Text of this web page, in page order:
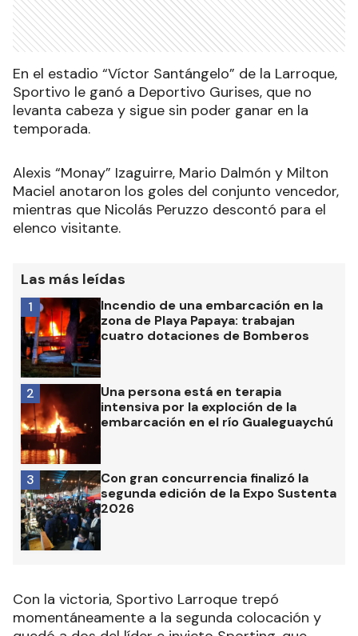
En el estadio “Víctor Santángelo” de la Larroque,
Sportivo le ganó a Deportivo Gurises, que no
levanta cabeza y sigue sin poder ganar en la
temporada.
Alexis “Monay” Izaguirre, Mario Dalmón y Milton
Maciel anotaron los goles del conjunto vencedor,
mientras que Nicolás Peruzzo descontó para el
elenco visitante.
Las más leídas
Incendio de una embarcación en la
zona de Playa Papaya: trabajan
cuatro dotaciones de Bomberos
1
Una persona está en terapia
intensiva por la exploción de la
embarcación en el río Gualeguaychú
2
Con gran concurrencia finalizó la
segunda edición de la Expo Sustenta
2026
3
Con la victoria, Sportivo Larroque trepó
momentáneamente a la segunda colocación y